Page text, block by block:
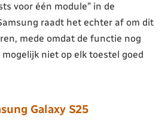
voor één module” in de
raadt het echter af om dit
mede omdat de functie nog
niet op elk toestel goed
Galaxy S25